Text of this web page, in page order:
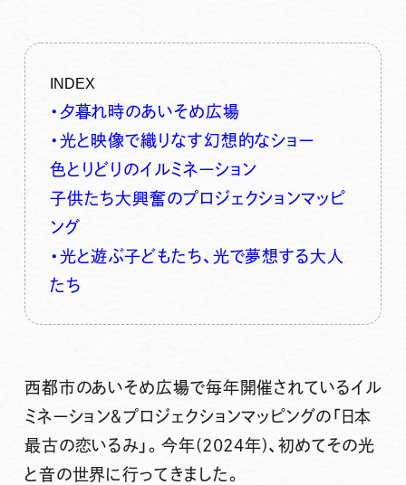
INDEX
・夕暮れ時のあいそめ広場
・光と映像で織りなす幻想的なショー
色とりどりのイルミネーション
子供たち大興奮のプロジェクションマッピ
ング
・光と遊ぶ子どもたち、光で夢想する大人
たち
西都市のあいそめ広場で毎年開催されているイル
ミネーション＆プロジェクションマッピングの 「日本
最古の恋いるみ」。今年(2024年)、初めてその光
と音の世界に行ってきました。